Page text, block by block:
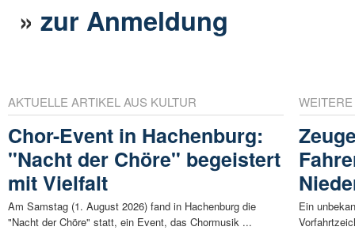
»zur Anmeldung
AKTUELLE ARTIKEL AUS KULTUR
Chor-Event in Hachenburg:
"Nacht der Chöre" begeistert
mit Vielfalt
Am Samstag (1. August 2026) fand in Hachenburg die
"Nacht der Chöre" statt, ein Event, das Chormusik ...
Ein